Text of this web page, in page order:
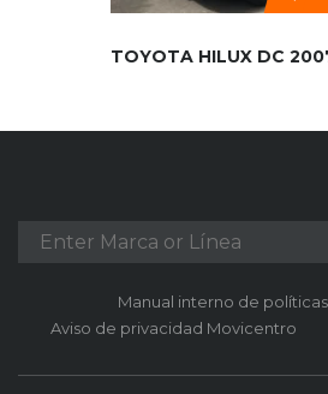
TOYOTA HILUX DC
Manual interno de
Aviso de privacidad Movicentro